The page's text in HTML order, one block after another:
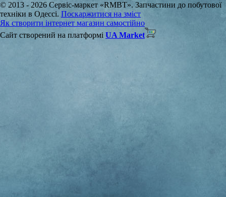
© 2013 - 2026 Сервіс-маркет «RMBT». Запчастини до побутової
техніки в Одессі. Поскаржитися на зміст
Як створити інтернет магазин самостійно
Сайт створений на платформі UA Market